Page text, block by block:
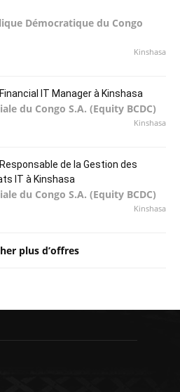
Démocratique du Congo
Kinshasa
IT Manager à Kinshasa
du Congo S.A. (Equity BCDC)
Kinshasa
de la Gestion des
IT à Kinshasa
du Congo S.A. (Equity BCDC)
Kinshasa
plus d’offres